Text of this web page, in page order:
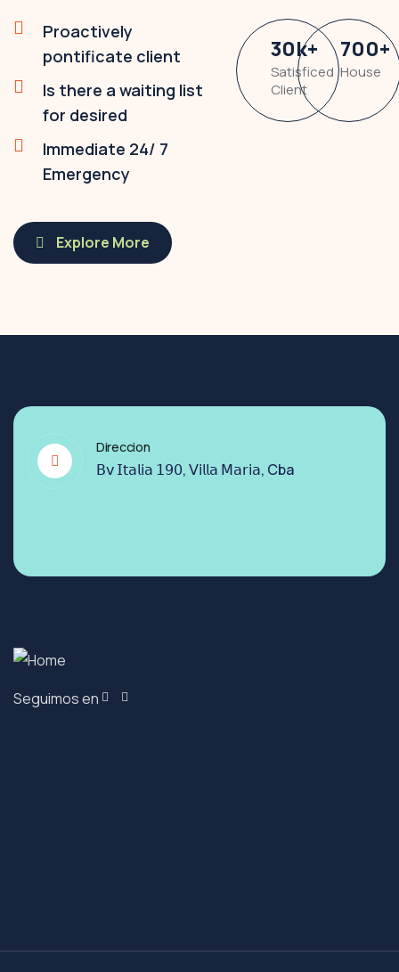
Proactively
pontificate client
Is there a waiting list
for desired
Immediate 24/ 7
Emergency
30k+
Satisficed
Client
700+
House
Explore More
Direccion
𝖡𝗏 𝖨𝗍𝖺𝗅𝗂𝖺 𝟣𝟫𝟢, 𝖵𝗂𝗅𝗅𝖺 𝖬𝖺𝗋𝗂𝖺, Cba
Seguimos en